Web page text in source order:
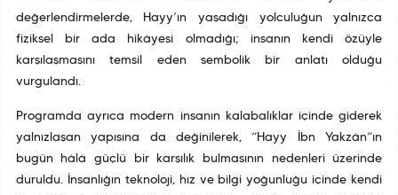
değerlendirmelerde, Hayy’ın yaşadığı yolculuğun yalnızca
fiziksel bir ada hikâyesi olmadığı; insanın kendi özüyle
karşılaşmasını temsil eden sembolik bir anlatı olduğu
vurgulandı.
Programda ayrıca modern insanın kalabalıklar içinde giderek
yalnızlaşan yapısına da değinilerek, “Hayy İbn Yakzân”ın
bugün hâlâ güçlü bir karşılık bulmasının nedenleri üzerinde
duruldu. İnsanlığın teknoloji, hız ve bilgi yoğunluğu içinde kendi